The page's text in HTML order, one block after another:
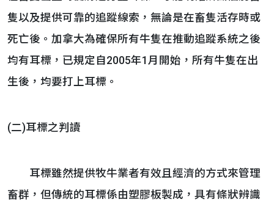
隻以及提供可靠的追蹤線索，無論是在畜隻活存時或
死亡後。加拿大為確保所有牛隻在推動追蹤系統之後
均有耳標，已規定自2005年1月開始，所有牛隻在出
生後，均要打上耳標。
(二)耳標之判讀
耳標雖然提供牧牛業者有效且經濟的方式來管理
畜群，但傳統的耳標係由塑膠板製成，具有條狀辨識